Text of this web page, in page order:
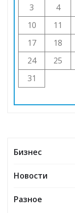
3 4
10
11
17
18
24
25
31
Бизнес
Новости
Разное